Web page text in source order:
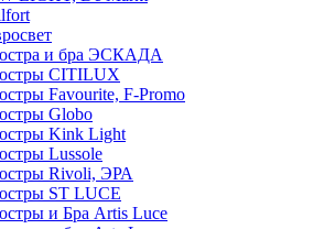
и бра ЭСКАДА
CITILUX
Favourite, F-Promo
Globo
Kink Light
Lussole
Rivoli, ЭРА
ST LUCE
и Бра Artis Luce